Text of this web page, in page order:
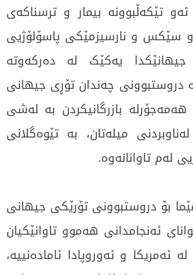
تێکەڵبوونە بیمار و ترسناکەی
سێکس و نارسیزمێکی پاسۆلۆژیی
یەکێک لە دەرکەوتە
دروستبوونی چەندان تۆڕی جیهانی
هەمەجۆرلە بازرگانیکردن بە لەشی
میلەتان، بە تێوەگلانی
لەم تاوانانەوە.
بۆ دروستبوونی تۆرێکی جیهانی
ئەنجامدانی هەموو تاوانێکیان
ئەمریکا و ئەوروپادا ئامادەنییە،